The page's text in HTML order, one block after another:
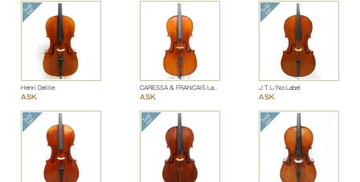
Henri Delille
ASK
CARESSA & FRANCAIS Labelled
ASK
J.T.L/No Label
ASK